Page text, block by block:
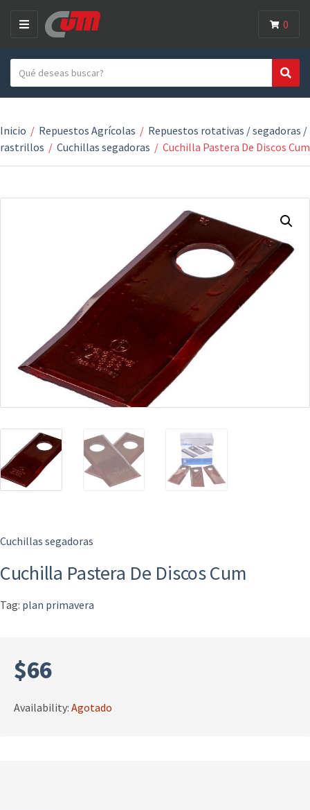
M
U
Search text
Search
0
Inicio / Repuestos Agrícolas / Repuestos rotativas / segadoras /
rastrillos / Cuchillas segadoras / Cuchilla Pastera De Discos Cum
Cuchillas segadoras
Cuchilla Pastera De Discos Cum
Tag: plan primavera
$66
Availability: Agotado